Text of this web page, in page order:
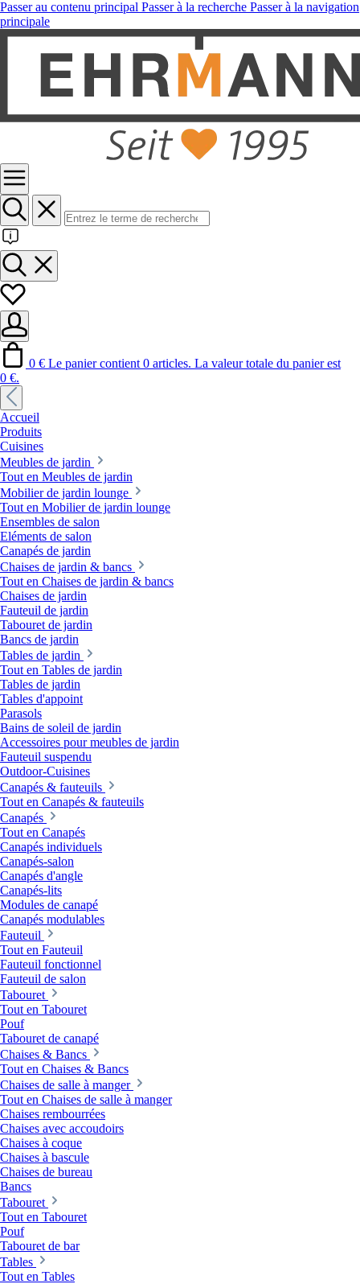
Passer au contenu principal Passer à la recherche Passer à la navigation
principale
0 € Le panier contient 0 articles. La valeur totale du panier est
0 €.
Accueil
Produits
Cuisines
Meubles de jardin
Tout en Meubles de jardin
Mobilier de jardin lounge
Tout en Mobilier de jardin lounge
Ensembles de salon
Eléments de salon
Canapés de jardin
Chaises de jardin & bancs
Tout en Chaises de jardin & bancs
Chaises de jardin
Fauteuil de jardin
Tabouret de jardin
Bancs de jardin
Tables de jardin
Tout en Tables de jardin
Tables de jardin
Tables d'appoint
Parasols
Bains de soleil de jardin
Accessoires pour meubles de jardin
Fauteuil suspendu
Outdoor-Cuisines
Canapés & fauteuils
Tout en Canapés & fauteuils
Canapés
Tout en Canapés
Canapés individuels
Canapés-salon
Canapés d'angle
Canapés-lits
Modules de canapé
Canapés modulables
Fauteuil
Tout en Fauteuil
Fauteuil fonctionnel
Fauteuil de salon
Tabouret
Tout en Tabouret
Pouf
Tabouret de canapé
Chaises & Bancs
Tout en Chaises & Bancs
Chaises de salle à manger
Tout en Chaises de salle à manger
Chaises rembourrées
Chaises avec accoudoirs
Chaises à coque
Chaises à bascule
Chaises de bureau
Bancs
Tabouret
Tout en Tabouret
Pouf
Tabouret de bar
Tables
Tout en Tables